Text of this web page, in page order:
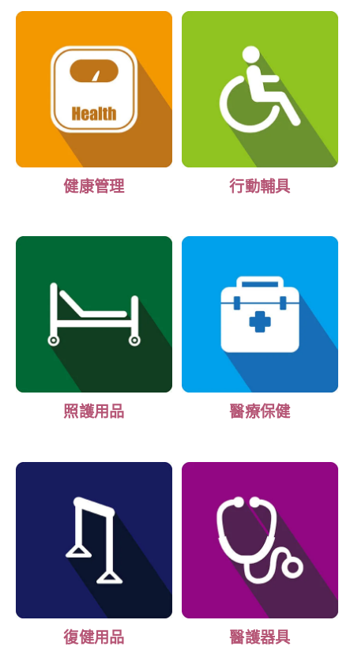
健康管理 行動輔具
照護用品 醫療保健
復健用品 醫護器具